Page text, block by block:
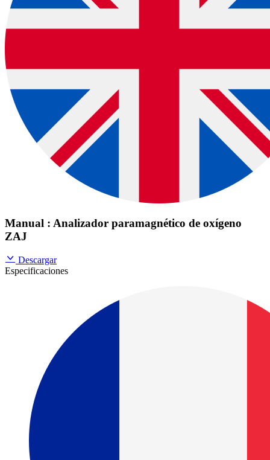
Manual : Analizador paramagnético de oxígeno
ZAJ
Descargar
Especificaciones